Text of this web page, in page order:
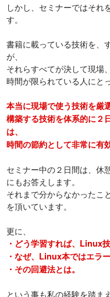
しかし、セミナーではそれ
す。
書籍に載っている技術を、
が、
それらすべてが決して現場
時間が限られている人にと
本当に現場で使う技術を厳
構築する技術を体系的に２
は、
時間の節約として非常に有
セミナー中の２日間は、休
にもお答えします。
それまで分からなかったこ
を頂いています。
更に、
・どう学習すれば、Linux
・なぜ、Linux本ではエラ
・その回避法とは。
という事も私の経験を踏ま